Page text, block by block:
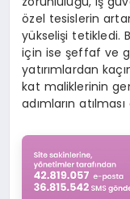
özel tesislerin
yükselişi tetikledi.
için ise şeffaf ve
yatırımlardan
kat maliklerinin
adımların